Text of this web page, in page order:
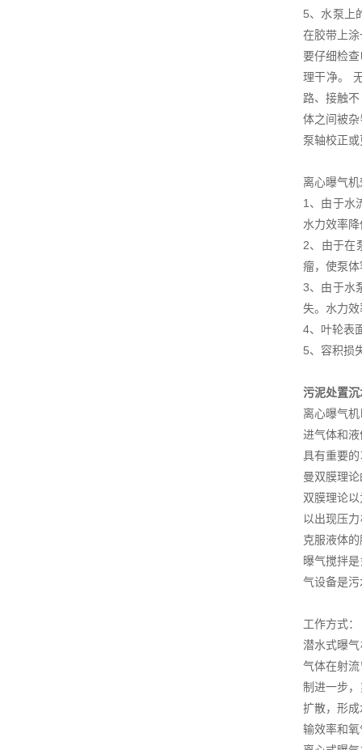
5、水泵上
在胶带上
要仔细检
理干净。
路、接触
体之间被
泵轴校正
离心曝气
1、由于水
水力效率
2、由于在
瘤，使泵
3、由于水
失。水力
4、叶轮表
5、容积损
污泥处置
离心曝气
进气体和
具有重要
曼双膜理
双膜理论
以出现压
克服液体
曝气搅拌
气设备是
工作方式：
潜水式曝
气体在射
制进一步
扩散，形
输效率和氧